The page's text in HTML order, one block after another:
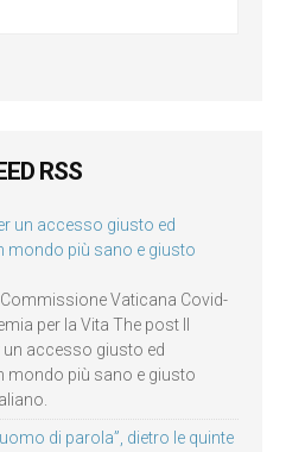
RSS
un accesso giusto ed
mondo più sano e giusto
Vaticana Covid-
per la Vita The post Il
accesso giusto ed
mondo più sano e giusto
di parola”, dietro le quinte